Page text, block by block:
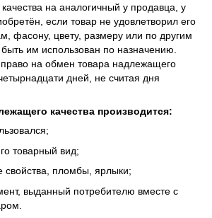
на аналогичный у продавца, у
если товар не удовлетворил его
фасону, цвету, размеру или по другим
им использован по назначению.
на обмен товара надлежащего
дней, не считая дня
качества производится:
товарный вид;
свойства, пломбы, ярлыки;
выданный потребителю вместе с